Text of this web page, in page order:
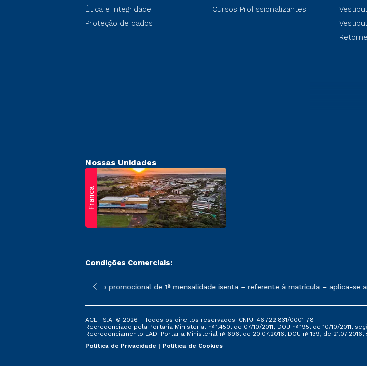
Ética e Integridade
Proteção de dados
Cursos Profissionalizantes
Nossas Unidades
Franca
Condições Comerciais:
sofrer alterações nos períodos de rematrícula conforme exposto no contrato de prestação de
*A condição promocional de 1ª mensalidade isenta – referente à matrícula – aplica-se
ACEF S.A. © 2026 - Todos os direitos reservados. CNPJ: 46.722.831/0001-78
Recredenciado pela Portaria Ministerial nº 1.450, de 07/10/2011, DOU nº 195, de 10/10/2011,
Recredenciamento EAD: Portaria Ministerial nº 696, de 20.07.2016, DOU nº 139, de 21.07.2016,
Política de Privacidade
Política de Cookies